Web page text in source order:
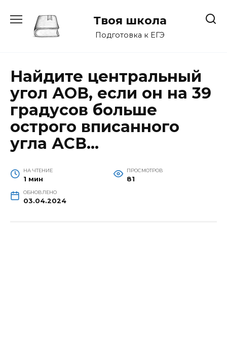
содержанию
Твоя школа
Подготовка к ЕГЭ
Найдите центральный
угол АОВ, если он на 39
градусов больше
острого вписанного
угла АСВ…
НА ЧТЕНИЕ
1 мин
ПРОСМОТРОВ
81
ОБНОВЛЕНО
03.04.2024